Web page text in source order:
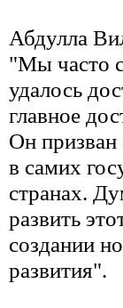
Абдулла
"Мы часто
удалось
главное
Он призван
в самих
странах.
развить
создании
развития".